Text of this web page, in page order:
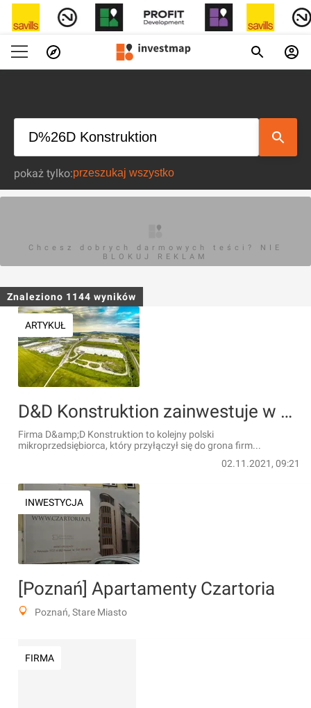
pokaż tylko:
Chcesz dobrych darmowych teści? NIE
BLOKUJ REKLAM
Znaleziono 1144 wyników
ARTYKUŁ
D&D Konstruktion zainwestuje w Żarowie na terenie Wałbrzyskiej SSE Invest-Park
Firma D&amp;D Konstruktion to kolejny polski
mikroprzedsiębiorca, który przyłączył się do grona firm...
02.11.2021, 09:21
INWESTYCJA
[Poznań] Apartamenty Czartoria
Poznań, Stare Miasto
FIRMA